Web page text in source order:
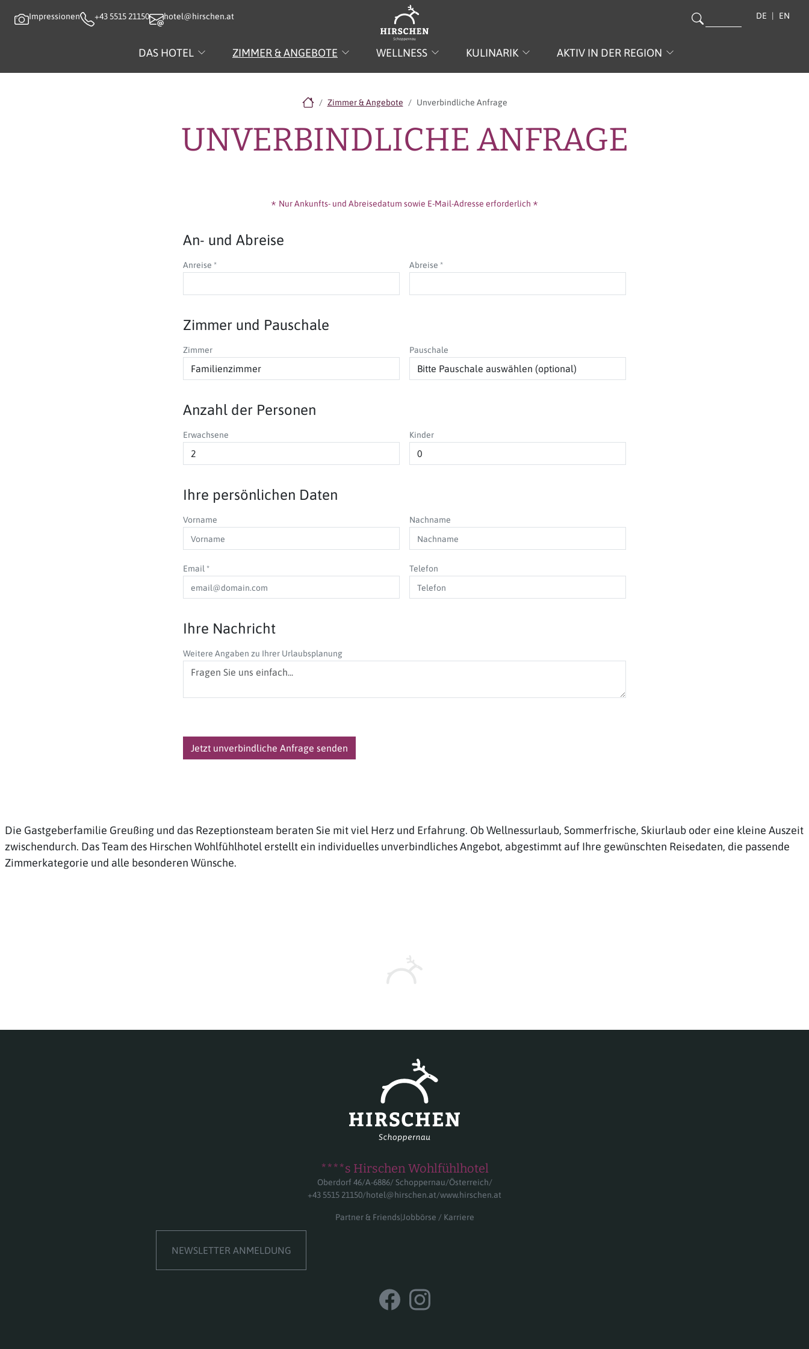
Impressionen +43 5515 21150 hotel@hirschen.at DE EN
DAS HOTEL ZIMMER & ANGEBOTE WELLNESS KULINARIK AKTIV IN DER REGION
Zimmer & Angebote Unverbindliche Anfrage
UNVERBINDLICHE ANFRAGE
Nur Ankunfts- und Abreisedatum sowie E-Mail-Adresse erforderlich
An- und Abreise
Anreise * Abreise *
Zimmer und Pauschale
Zimmer Pauschale
Anzahl der Personen
Erwachsene Kinder
Ihre persönlichen Daten
Vorname Nachname
Email * Telefon
Ihre Nachricht
Weitere Angaben zu Ihrer Urlaubsplanung
Jetzt unverbindliche Anfrage senden
Die Gastgeberfamilie Greußing und das Rezeptionsteam beraten Sie mit viel Herz und Erfahrung. Ob Wellnessurlaub, Sommerfrische, Skiurlaub oder eine kleine Auszeit
zwischendurch. Das Team des Hirschen Wohlfühlhotel erstellt ein individuelles unverbindliches Angebot, abgestimmt auf Ihre gewünschten Reisedaten, die passende
Zimmerkategorie und alle besonderen Wünsche.
****s Hirschen Wohlfühlhotel
Oberdorf 46 A-6886 Schoppernau Österreich
+43 5515 21150 hotel@hirschen.at www.hirschen.at
Partner & Friends Jobbörse / Karriere
NEWSLETTER ANMELDUNG